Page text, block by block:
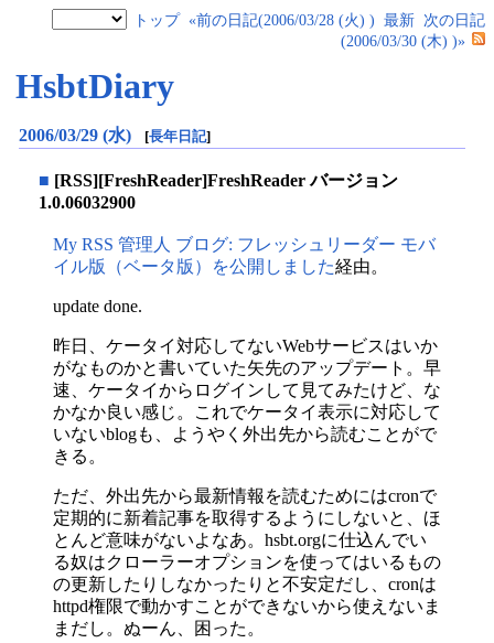
トップ «前の日記(2006/03/28 (火) ) 最新 次の日記
(2006/03/30 (木) )»
HsbtDiary
2006/03/29 (水) [長年日記]
■ [RSS][FreshReader]FreshReader バージョン
1.0.06032900
My RSS 管理人 ブログ: フレッシュリーダー モバ
イル版（ベータ版）を公開しました経由。
update done.
昨日、ケータイ対応してないWebサービスはいか
がなものかと書いていた矢先のアップデート。早
速、ケータイからログインして見てみたけど、な
かなか良い感じ。これでケータイ表示に対応して
いないblogも、ようやく外出先から読むことがで
きる。
ただ、外出先から最新情報を読むためにはcronで
定期的に新着記事を取得するようにしないと、ほ
とんど意味がないよなあ。hsbt.orgに仕込んでい
る奴はクローラーオプションを使ってはいるもの
の更新したりしなかったりと不安定だし、cronは
httpd権限で動かすことができないから使えないま
まだし。ぬーん、困った。